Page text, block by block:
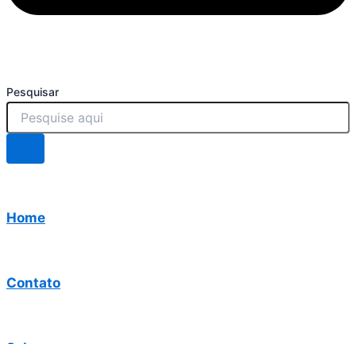
Pesquisar
Home
Contato